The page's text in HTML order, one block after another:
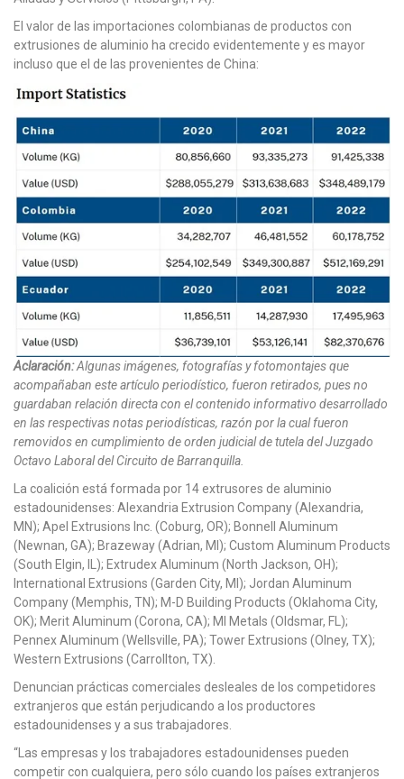
El valor de las importaciones colombianas de productos con
extrusiones de aluminio ha crecido evidentemente y es mayor
incluso que el de las provenientes de China:
Aclaración:Algunas imágenes, fotografías y fotomontajes que
acompañaban este artículo periodístico, fueron retirados, pues no
guardaban relación directa con el contenido informativo desarrollado
en las respectivas notas periodísticas, razón por la cual fueron
removidos en cumplimiento de orden judicial de tutela del Juzgado
Octavo Laboral del Circuito de Barranquilla.
La coalición está formada por 14 extrusores de aluminio
estadounidenses: Alexandria Extrusion Company (Alexandria,
MN); Apel Extrusions Inc. (Coburg, OR); Bonnell Aluminum
(Newnan, GA); Brazeway (Adrian, MI); Custom Aluminum Products
(South Elgin, IL); Extrudex Aluminum (North Jackson, OH);
International Extrusions (Garden City, MI); Jordan Aluminum
Company (Memphis, TN); M-D Building Products (Oklahoma City,
OK); Merit Aluminum (Corona, CA); MI Metals (Oldsmar, FL);
Pennex Aluminum (Wellsville, PA); Tower Extrusions (Olney, TX);
Western Extrusions (Carrollton, TX).
Denuncian prácticas comerciales desleales de los competidores
extranjeros que están perjudicando a los productores
estadounidenses y a sus trabajadores.
“Las empresas y los trabajadores estadounidenses pueden
competir con cualquiera, pero sólo cuando los países extranjeros